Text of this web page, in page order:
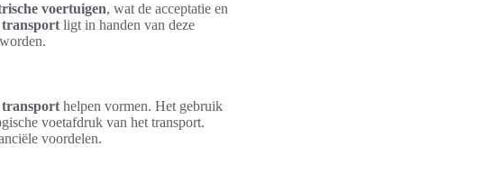
voertuigen, wat de acceptatie en
transport ligt in handen van deze
transport helpen vormen. Het gebruik
voetafdruk van het transport.
voordelen.